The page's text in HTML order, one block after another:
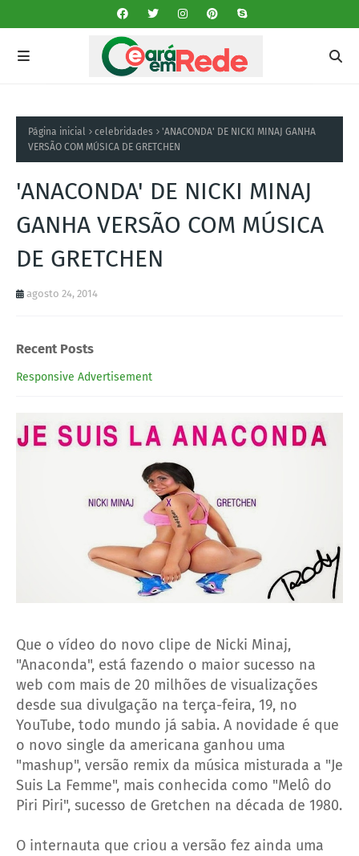
Página inicial celebridades
'ANACONDA' DE NICKI MINAJ GANHA
VERSÃO COM MÚSICA DE GRETCHEN
'ANACONDA' DE NICKI MINAJ
GANHA VERSÃO COM MÚSICA
DE GRETCHEN
agosto 24, 2014
Recent Posts
Responsive Advertisement
Que o vídeo do novo clipe de Nicki Minaj,
"Anaconda", está fazendo o maior sucesso na
web com mais de 20 milhões de visualizações
desde sua divulgação na terça-feira, 19, no
YouTube, todo mundo já sabia. A novidade é que
o novo single da americana ganhou uma
"mashup", versão remix da música misturada a "Je
Suis La Femme", mais conhecida como "Melô do
Piri Piri", sucesso de Gretchen na década de 1980.
O internauta que criou a versão fez ainda uma